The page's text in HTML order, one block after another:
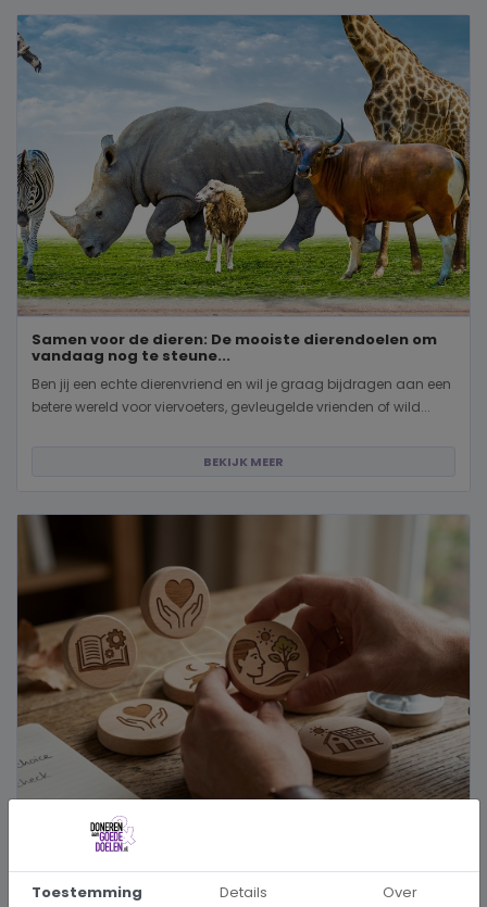
Samen voor de dieren: De mooiste dierendoelen om
vandaag nog te steune...
Ben jij een echte dierenvriend en wil je graag bijdragen aan een
betere wereld voor viervoeters, gevleugelde vrienden of wild...
BEKIJK MEER
Hoe kies je een goed doel dat écht bij je past?
Wanneer je besluit om een steentje bij te dragen aan een betere
Toestemming Details Over